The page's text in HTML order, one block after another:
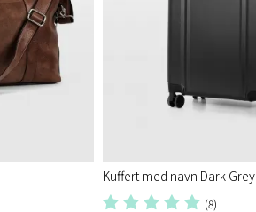
Kuffert med navn Dark Grey
(8)